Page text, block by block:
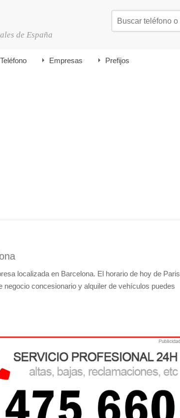
de España
Empresas Prefijos
localizada en Barcelona. El horario de hoy de Paris
concesionario y alquiler de vehículos puedes